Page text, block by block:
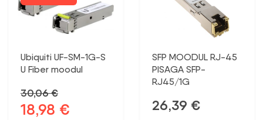
Ubiquiti UF-SM-1G-S
U Fiber moodul
30,06€
Algne
18,98 €
SFP MOODUL RJ-45
PISAGA SFP-
RJ45/1G
26,39 €